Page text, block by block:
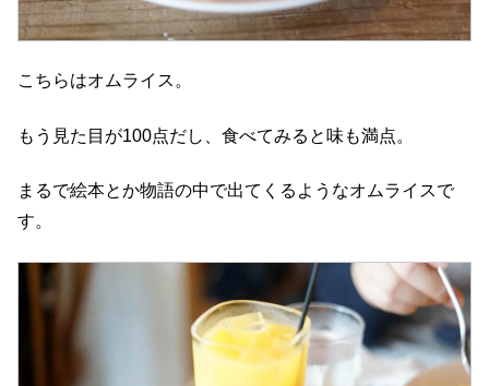
こちらはオムライス。
もう見た目が100点だし、食べてみると味も満点。
まるで絵本とか物語の中で出てくるようなオムライスで
す。